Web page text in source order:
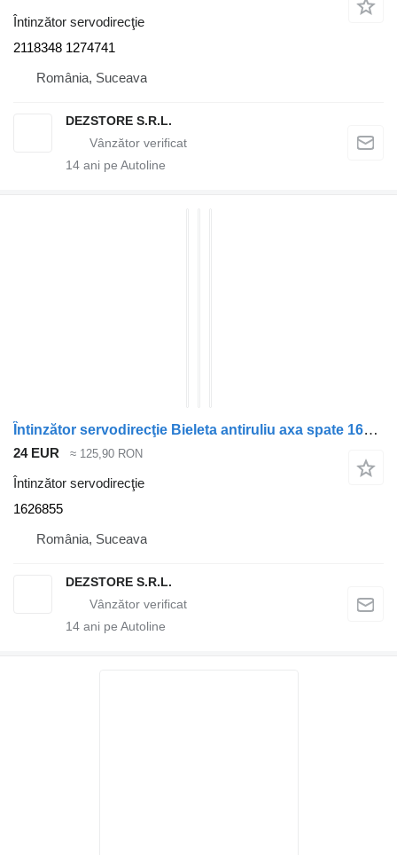
Întinzător servodirecţie
2118348 1274741
România, Suceava
DEZSTORE S.R.L.
14 ani pe Autoline
Întinzător servodirecţie Bieleta antiruliu axa spate 1626855 pentru cap tractor DAF XF105
24 EUR ≈ 125,90 RON
Întinzător servodirecţie
1626855
România, Suceava
DEZSTORE S.R.L.
14 ani pe Autoline